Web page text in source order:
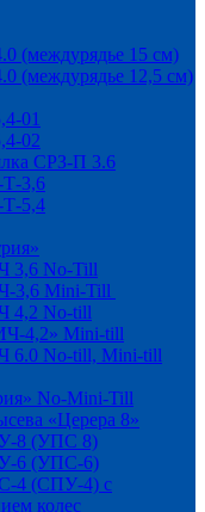
(междурядье 15 см)
(междурядье 12,5 см)
01
02
СРЗ-П 3.6
Т-3,6
Т-5,4
3,6 No-Till
3,6 Mini-Till
4,2 No-till
4,2» Mini-till
6.0 No-till, Mini-till
No-Mini-Till
«Церера 8»
8 (УПС 8)
6 (УПС-6)
4 (СПУ-4) с
колес